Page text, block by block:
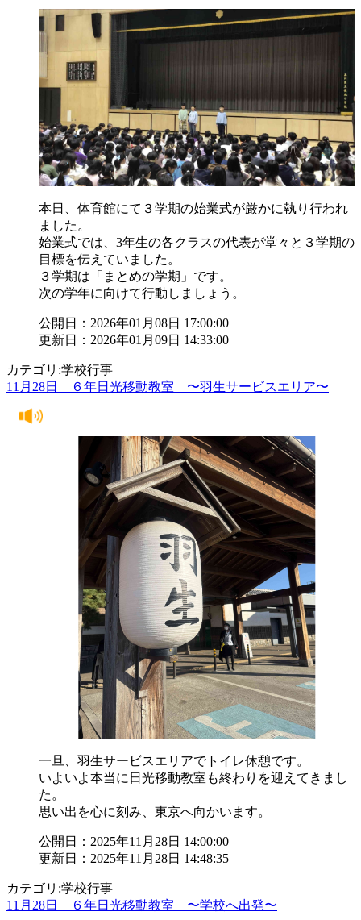
本日、体育館にて３学期の始業式が厳かに執り行われ
ました。
始業式では、3年生の各クラスの代表が堂々と３学期の
目標を伝えていました。
３学期は「まとめの学期」です。
次の学年に向けて行動しましょう。
公開日：2026年01月08日 17:00:00
更新日：2026年01月09日 14:33:00
カテゴリ:学校行事
11月28日 ６年日光移動教室 〜羽生サービスエリア〜
一旦、羽生サービスエリアでトイレ休憩です。
いよいよ本当に日光移動教室も終わりを迎えてきまし
た。
思い出を心に刻み、東京へ向かいます。
公開日：2025年11月28日 14:00:00
更新日：2025年11月28日 14:48:35
カテゴリ:学校行事
11月28日 ６年日光移動教室 〜学校へ出発〜